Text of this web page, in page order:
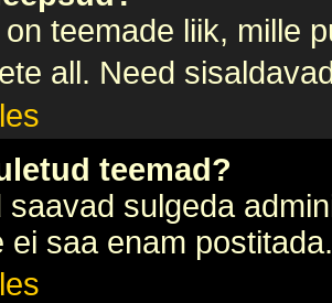
teemade liik, mille
all. Need
teemad?
saavad sulgeda
ei saa enam postitada.